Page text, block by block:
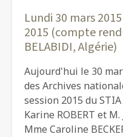
Lundi 30 mars
2015 (compte
BELABIDI, Algérie)
Aujourd'hui le 30
des Archives
session 2015 du
Karine ROBERT et
Mme Caroline